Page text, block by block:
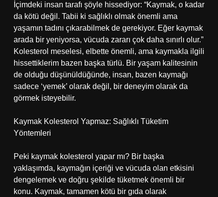
İçimdeki insan tarafı şöyle hissediyor: “Kaymak, o kadar
da kötü değil. Tabii ki sağlıklı olmak önemli ama
yaşamın tadını çıkarabilmek de gerekiyor. Eğer kaymak
arada bir yeniyorsa, vücuda zararı çok daha sınırlı olur.”
Kolesterol meselesi, elbette önemli, ama kaymakla ilgili
hissettiklerim bazen başka türlü. Bir yaşam kalitesinin
de olduğu düşünüldüğünde, insan, bazen kaymağı
sadece ‘yemek’ olarak değil, bir deneyim olarak da
görmek isteyebilir.
Kaymak Kolesterol Yapmaz: Sağlıklı Tüketim
Yöntemleri
Peki kaymak kolesterol yapar mı? Bir başka
yaklaşımda, kaymağın içeriği ve vücuda olan etkisini
dengelemek ve doğru şekilde tüketmek önemli bir
konu. Kaymak, tamamen kötü bir gıda olarak